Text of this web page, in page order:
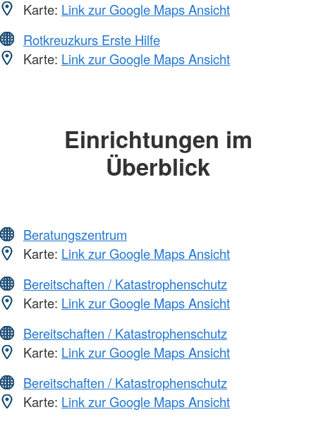
Karte: Link zur Google Maps Ansicht
Rotkreuzkurs Erste Hilfe
Karte: Link zur Google Maps Ansicht
Einrichtungen im
Überblick
Beratungszentrum
Karte: Link zur Google Maps Ansicht
Bereitschaften / Katastrophenschutz
Karte: Link zur Google Maps Ansicht
Bereitschaften / Katastrophenschutz
Karte: Link zur Google Maps Ansicht
Bereitschaften / Katastrophenschutz
Karte: Link zur Google Maps Ansicht